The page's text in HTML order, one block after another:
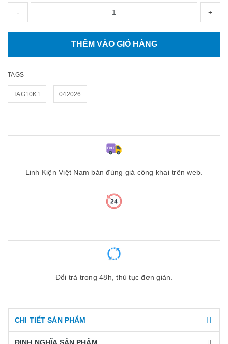
- +
THÊM VÀO GIỎ HÀNG
TAGS
TAG10K1 042026
Linh Kiện Việt Nam bán đúng giá công khai trên web.
Đổi trả trong 48h, thủ tục đơn giản.
CHI TIẾT SẢN PHẨM